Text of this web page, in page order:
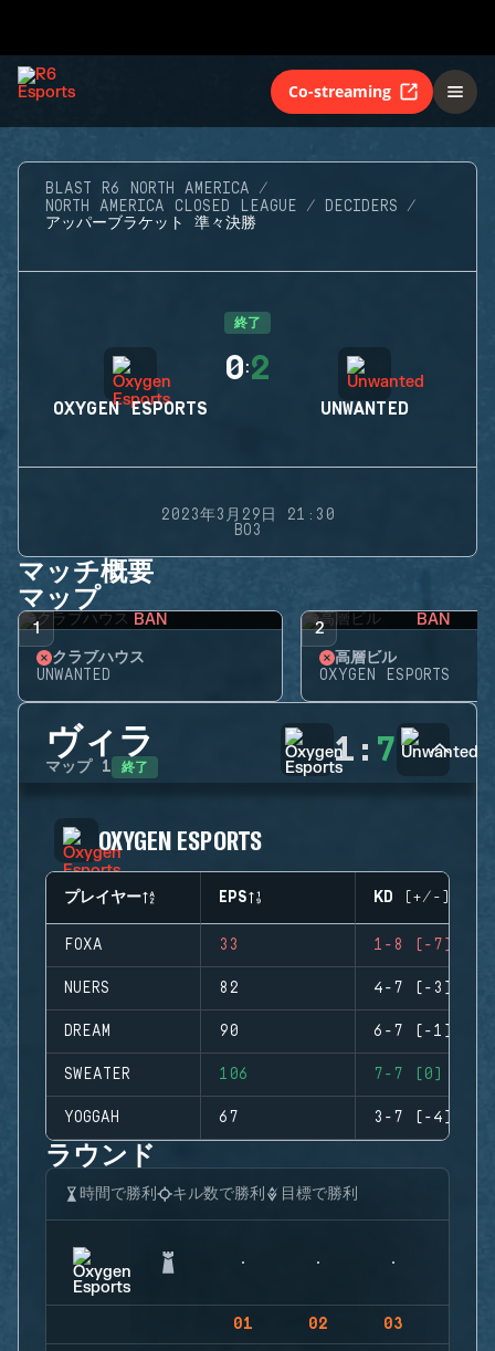
Co-streaming
BLAST R6 NORTH AMERICA
NORTH AMERICA CLOSED LEAGUE
DECIDERS
アッパーブラケット 準々決勝
終了
OXYGEN ESPORTS
0:2
UNWANTED
2023年3月29日 21:30
BO3
マッチ概要
マップ
1 BAN
クラブハウス
UNWANTED
2 BAN
高層ビル
OXYGEN ESPORTS
ヴィラ
マップ 1 終了 1 : 7
OXYGEN ESPORTS
プレイヤー EPS KD (+/-)
FOXA 33 1-8 (-7)
NUERS 82 4-7 (-3)
DREAM 90 6-7 (-1)
SWEATER 106 7-7 (0)
YOGGAH 67 3-7 (-4)
ラウンド
時間で勝利 キル数で勝利 目標で勝利
01 02 03